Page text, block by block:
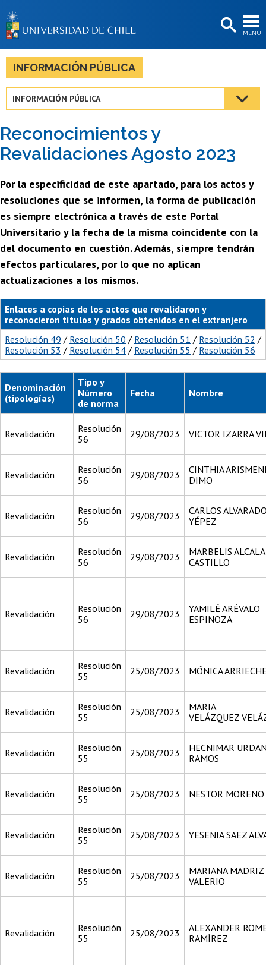
MENÚ
BIBLIOTECAS
LA UNIVERSIDAD
Estudiantes
Académicas/os
Funcionarias/os
Egresadas/os
INFORMACIÓN PÚBLICA
INFORMACIÓN PÚBLICA
Reconocimientos y
Revalidaciones Agosto 2023
Por la especificidad de este apartado, para los actos y
resoluciones que se informen, la forma de publicación
es siempre electrónica a través de este Portal
Universitario y la fecha de la misma coincidente con la
del documento en cuestión. Además, siempre tendrán
efectos particulares, por lo que no aplican
actualizaciones a los mismos.
Enlaces a copias de los actos que revalidaron y
reconocieron títulos y grados obtenidos en el extranjero
Resolución 49 / Resolución 50 / Resolución 51 / Resolución 52 /
Resolución 53 / Resolución 54 / Resolución 55 / Resolución 56
Denominación
(tipologías)
Tipo y
Número
de norma
Fecha Nombre
Revalidación
Resolución
56
29/08/2023 VICTOR IZARRA
Revalidación
Resolución
56
29/08/2023
CINTHIA
DIMO
Revalidación
Resolución
56
29/08/2023
CARLOS
YÉPEZ
Revalidación
Resolución
56
29/08/2023
MARBELIS ALCALA
CASTILLO
Revalidación
Resolución
56
29/08/2023
YAMILÉ ARÉVALO
ESPINOZA
Revalidación
Resolución
55
25/08/2023 MÓNICA
Revalidación
Resolución
55
25/08/2023
MARIA
VELÁZQUEZ
Revalidación
Resolución
55
25/08/2023
HECNIMAR
RAMOS
Revalidación
Resolución
55
25/08/2023 NESTOR MORENO
Revalidación
Resolución
55
25/08/2023 YESENIA SAEZ
Revalidación
Resolución
55
25/08/2023
MARIANA MADRIZ
VALERIO
Revalidación
Resolución
55
25/08/2023
ALEXANDER
RAMÍREZ